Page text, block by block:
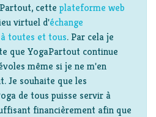
cette plateforme web
virtuel d'échange
toutes et tous. Par cela je
que YogaPartout continue
même si je ne m'en
Je souhaite que les
de tous puisse servir à
financièrement afin que